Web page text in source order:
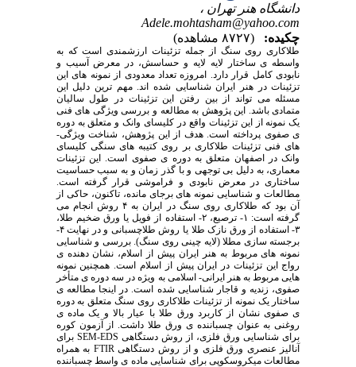
دانشگاه هنر تهران ،
Adele.mohtasham@yahoo.com
چکیده:
(۸۷۲۷ مشاهده)
طلاکاری روی سنگ از جمله تزئینات ارزشمندی است که به
واسطه ی ساختار لایه لایه و حساسش، در معرض آسیب و
نابودی کامل قرار دارد. امروزه تعداد معدودی از نمونه های این
تزئینات در هنر ایران شناسایی شده اند. مهم ترین دلیل این
مسئله می تواند از بین رفتن این تزئینات در طول سالیان
متمادی باشد. این پژوهش به مطالعه و بررسی ویژگی های فنی
یک نمونه از این تزئینات واقع در کلیسای وانک و متعلق به دوره
ی صفوی پرداخته است. هدف از این پژوهش، شناخت ویژگی-
های فنی تزئینات طلاکاری بر روی کتیبه های سنگی کلیسای
وانک در اصفهان متعلق به دوره ی صفوی است. این تزئینات
معماری، به دلیل بی توجهی و با گذر زمان و به سبب حساسیت
ساختاری در معرض نابودی و فراموشی قرار گرفته است.
مطالعات و شناسایی نمونه های برجای مانده، تاکنون، حاکی از
آن بود که طلاکاری روی سنگ در ایران به ۴ روش انجام می
گرفته است: ۱- ترصیع، ۲- استفاده از فویل یا ورق ضخیم طلا،
۳- استفاده از ورق نازک طلا یا روش طلاچسبانی و در نهایت ۴-
برجسته سازی مطلا (لایه چینی روی سنگ). بررسی و شناسایی
نمونه های مربوط به هنر ایران پیش از اسلام، نشان دهنده ی
رواج این تزئینات در ایران پیش از اسلام است. همچنین نمونه
هایی مربوط به هنر ایرانی- اسلامی به ویژه در سه دوره ی متأخر
صفوی، زندیه و قاجار شناسایی شده است. در اینجا مطالعه ی
ساختار یک نمونه از تزئینات طلاکاری روی سنگ متعلق به دوره
ی صفوی نشان از کاربرد ورق طلا با عیار بالا و یک ماده ی
روغنی به عنوان چسباننده ی ورق طلا داشت. از آزمون کوره
برای شناسایی ورق فلزی، از روش دستگاهی SEM-EDS برای
آنالیز عنصری ورق فلزی و از روش دستگاهی FTIR به همراه
مطالعات میکروسکوپی برای شناسایی ماده ی واسط چسباننده